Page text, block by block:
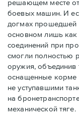
решающем месте
боевых машин. И
догмах прошедшей
основном лишь как
соединений при
смогли полностью
оружия, объединив
оснащенные корме
не уступавшими
на
механической тяге.